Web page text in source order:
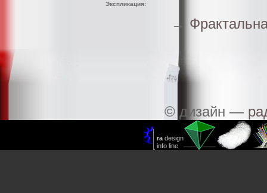
Экспликация:
→
© дизайн —